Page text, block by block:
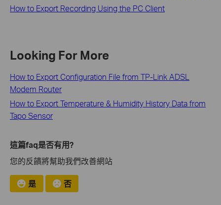
How to Export Recording Using the PC Client
Looking For More
How to Export Configuration File from TP-Link ADSL
Modem Router
How to Export Temperature & Humidity History Data from
Tapo Sensor
這篇faq是否有用?
您的反饋將幫助我們改善網站
是 否